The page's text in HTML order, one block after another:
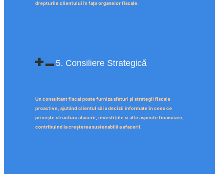
drepturile clientului în fața organelor fiscale.
5. Consiliere Strategică
Un consultant fiscal poate furniza sfaturi și strategii fiscale
proactive, ajutând clientul să ia decizii informate în ceea ce
privește structura afacerii, investițiile și alte aspecte financiare,
contribuind la creșterea sustenabilă a afacerii.